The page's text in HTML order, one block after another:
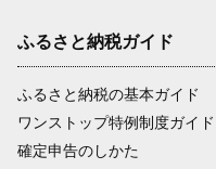
ふるさと納税ガイド
ふるさと納税の基本ガイド
ワンストップ特例制度ガイド
確定申告のしかた